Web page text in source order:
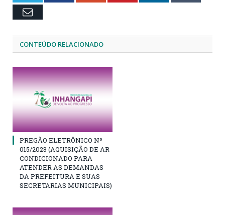
Email
CONTEÚDO RELACIONADO
PREGÃO ELETRÔNICO Nº
015/2023 (AQUISIÇÃO DE AR
CONDICIONADO PARA
ATENDER AS DEMANDAS
DA PREFEITURA E SUAS
SECRETARIAS MUNICIPAIS)